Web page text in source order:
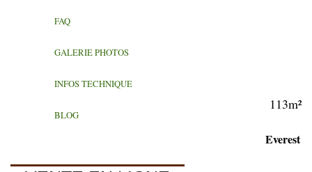
FAQ
GALERIE PHOTOS
INFOS TECHNIQUE
BLOG
113m²
Everest